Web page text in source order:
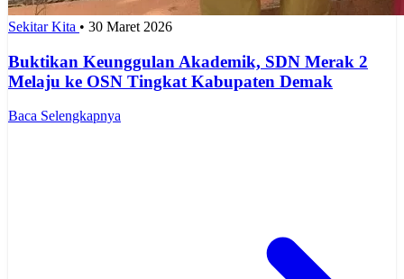
Sekitar Kita • 30 Maret 2026
Buktikan Keunggulan Akademik, SDN Merak 2
Melaju ke OSN Tingkat Kabupaten Demak
Baca Selengkapnya